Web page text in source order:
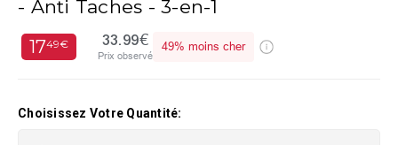
- Anti Taches - 3-en-1
1749€ 33.99€
Prix observé
49% moins cher
Choisissez Votre Quantité: